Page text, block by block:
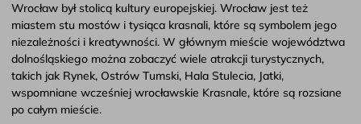
Wrocław był stolicą kultury europejskiej. Wrocław jest też
miastem stu mostów i tysiąca krasnali, które są symbolem jego
niezależności i kreatywności. W głównym mieście województwa
dolnośląskiego można zobaczyć wiele atrakcji turystycznych,
takich jak Rynek, Ostrów Tumski, Hala Stulecia, Jatki,
wspomniane wcześniej wrocławskie Krasnale, które są rozsiane
po całym mieście.